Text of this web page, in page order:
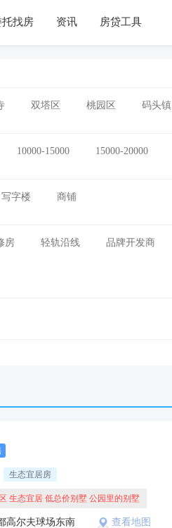
托找房 资讯 房贷工具
双塔区 桃园区 码头镇
10000-15000 15000-20000
写字楼 商铺
房 轻轨沿线 品牌开发商
生态宜居房
生态宜居 低总价别墅 公园里的别墅
高尔夫球场东南 查看地图